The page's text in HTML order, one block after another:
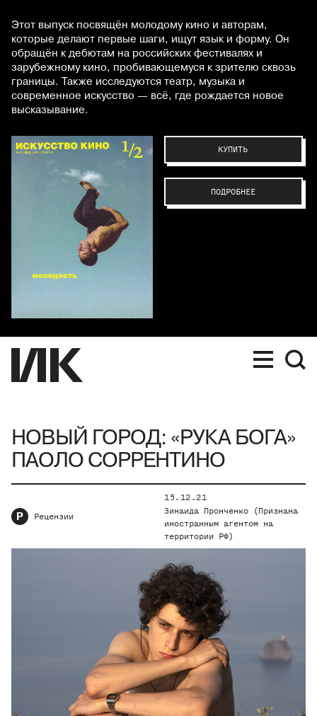
Этот выпуск посвящён молодому кино и авторам,
которые делают первые шаги, ищут язык и форму. Он
обращён к дебютам на российских фестивалях и
зарубежному кино, пробивающемуся к зрителю сквозь
границы. Также исследуются театр, музыка и
современное искусство — всё, где рождается новое
высказывание.
КУПИТЬ
ПОДРОБНЕЕ
НОВЫЙ ГОРОД: «РУКА БОГА»
ПАОЛО СОРРЕНТИНО
Р Рецензии
15.12.21
Зинаида Пронченко (Признана
иностранным агентом на
территории РФ)